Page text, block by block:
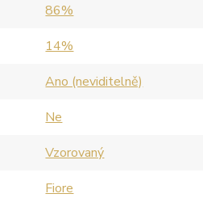
86%
14%
Ano (neviditelně)
Ne
Vzorovaný
Fiore